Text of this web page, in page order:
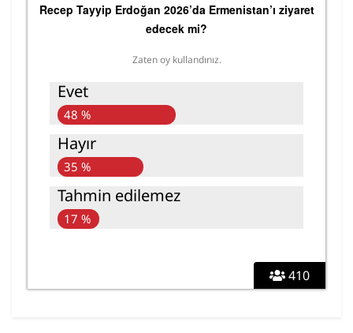
410
Recep Tayyip Erdoğan 2026’da Ermenistan’ı ziyaret
edecek mi?
Zaten oy kullandınız.
Evet
48 %
Hayır
35 %
Tahmin edilemez
17 %